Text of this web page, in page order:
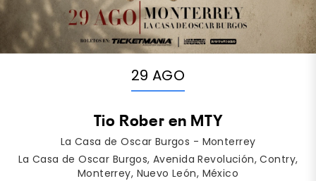
29 AGO
Tio Rober en MTY
La Casa de Oscar Burgos - Monterrey
La Casa de Oscar Burgos, Avenida Revolución, Contry,
Monterrey, Nuevo León, México